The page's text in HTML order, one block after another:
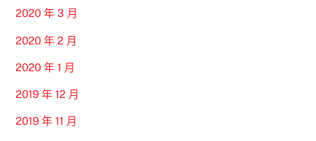
2020 年 3 月
2020 年 2 月
2020 年 1 月
2019 年 12 月
2019 年 11 月